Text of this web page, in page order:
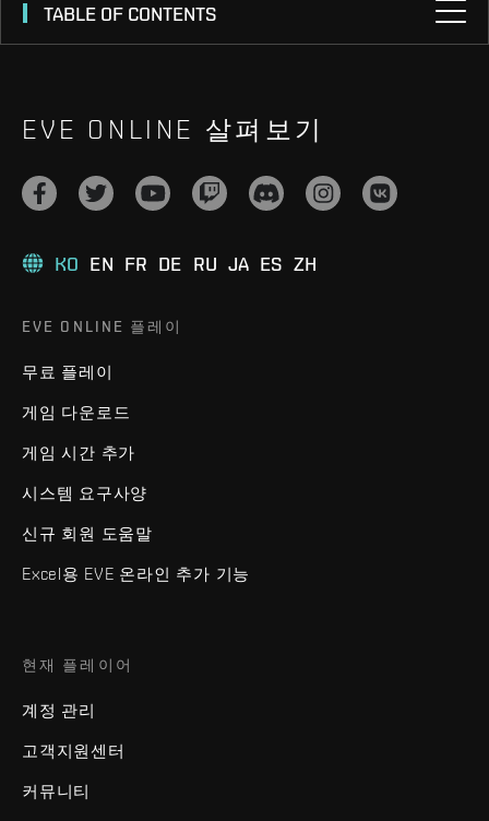
TABLE OF CONTENTS
EVE ONLINE 살펴보기
KO EN FR DE RU JA ES ZH
EVE ONLINE 플레이
무료 플레이
게임 다운로드
게임 시간 추가
시스템 요구사양
신규 회원 도움말
Excel용 EVE 온라인 추가 기능
현재 플레이어
계정 관리
고객지원센터
커뮤니티